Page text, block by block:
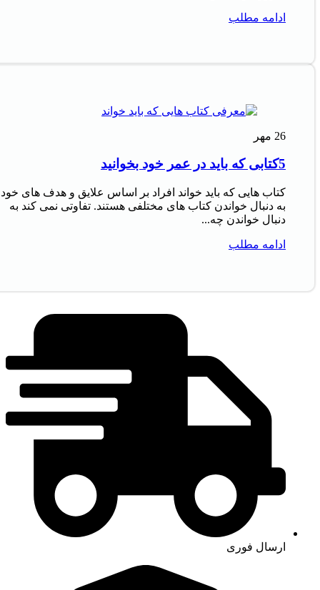
ادامه مطلب
26 مهر
5کتابی که باید در عمر خود بخوانید
کتاب‌ هایی که باید خواند افراد بر اساس علایق و هدف‌ های خود
به دنبال خواندن کتاب‌ های مختلفی هستند. تفاوتی نمی‌ کند به
دنبال خواندن چه...
ادامه مطلب
ارسال فوری